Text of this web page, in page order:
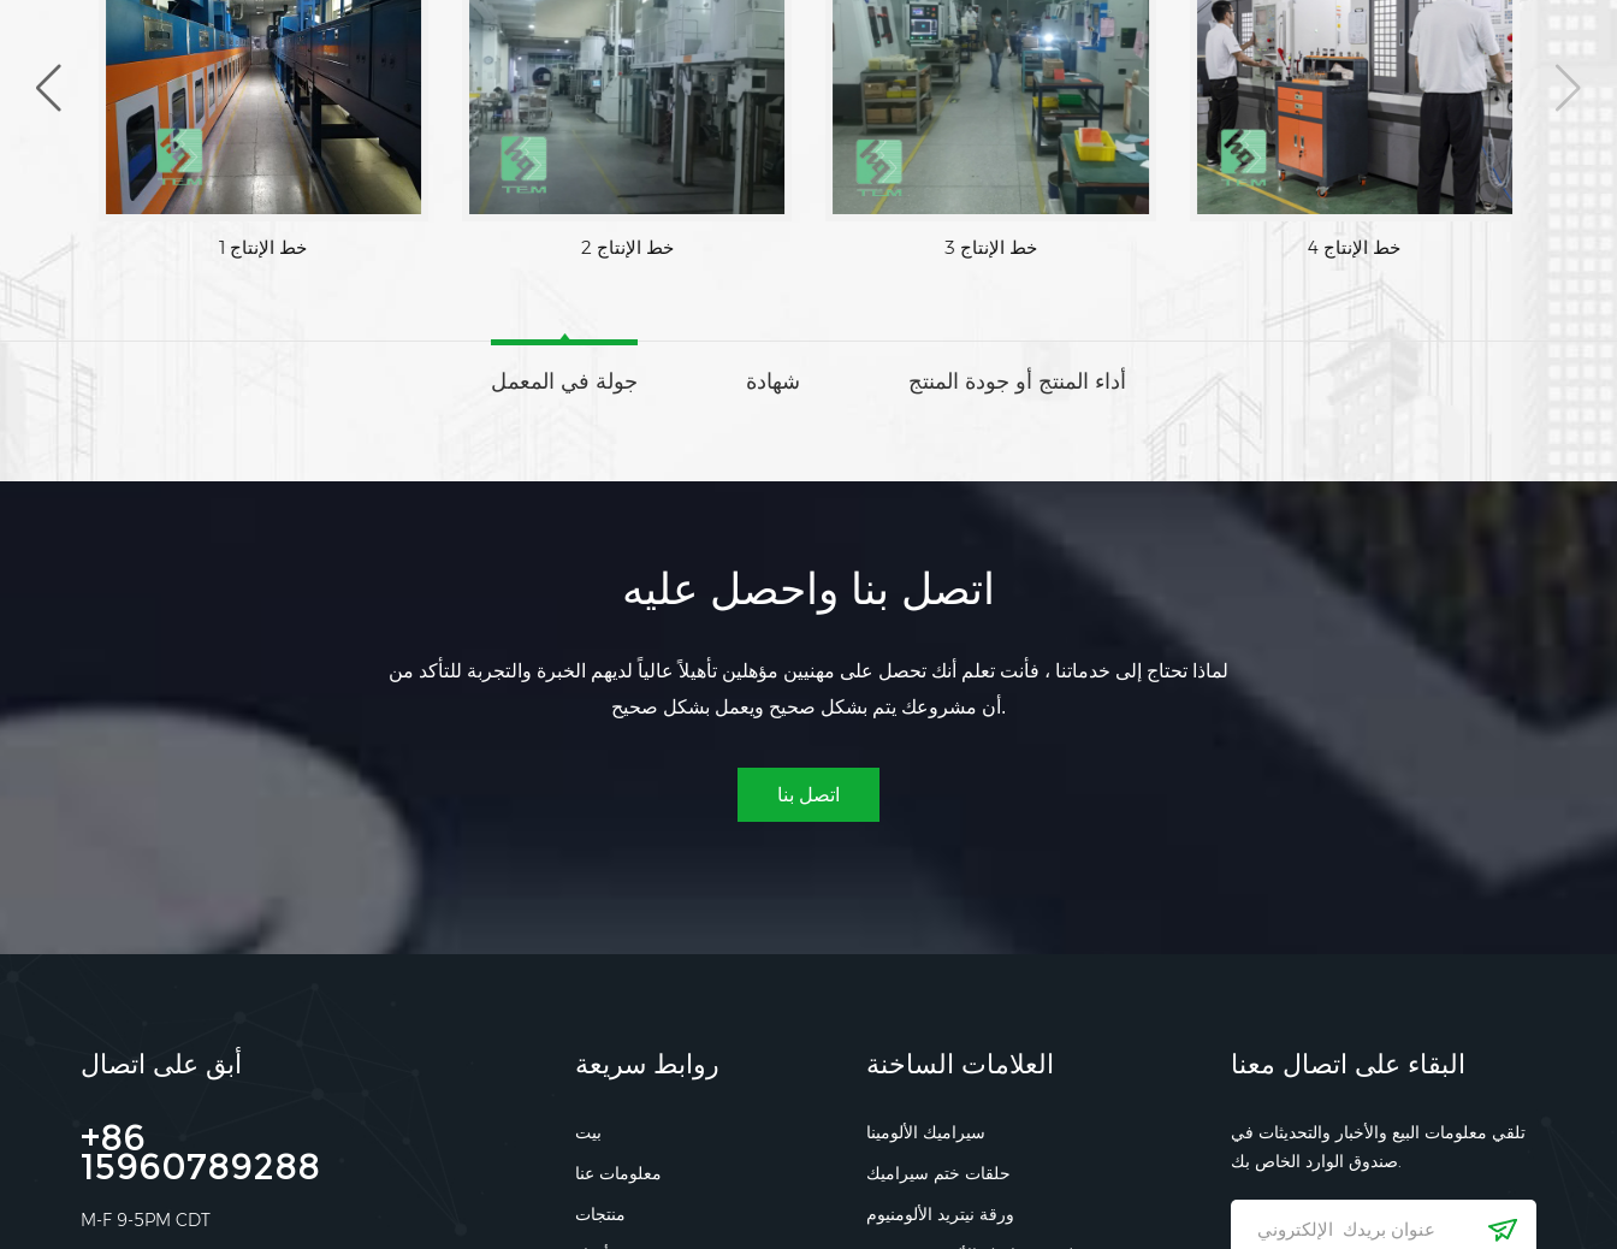
خط الإنتاج 1 خط الإنتاج 2 خط الإنتاج 3 خط الإنتاج 4
جولة في المعمل شهادة أداء المنتج أو جودة المنتج
اتصل بنا واحصل عليه
لماذا تحتاج إلى خدماتنا ، فأنت تعلم أنك تحصل على مهنيين مؤهلين تأهيلاً عالياً لديهم الخبرة والتجربة للتأكد من
أن مشروعك يتم بشكل صحيح ويعمل بشكل صحيح.
اتصل بنا
أبق على اتصال
+86
15960789288
M-F 9-5PM CDT
روابط سريعة
بيت
معلومات عنا
منتجات
العلامات الساخنة
سيراميك الألومينا
حلقات ختم سيراميك
ورقة نيتريد الألومنيوم
البقاء على اتصال معنا
تلقي معلومات البيع والأخبار والتحديثات في
صندوق الوارد الخاص بك.